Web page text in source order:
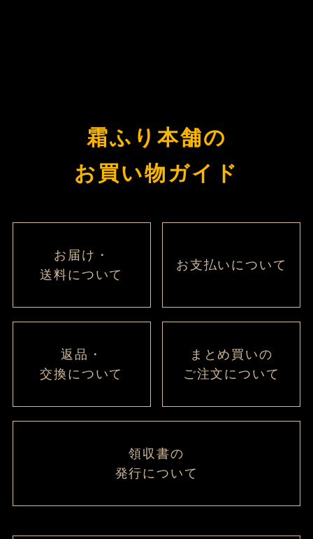
霜ふり本舗の
お買い物ガイド
お届け・
送料について
お支払いについて
返品・
交換について
まとめ買いの
ご注文について
領収書の
発行について